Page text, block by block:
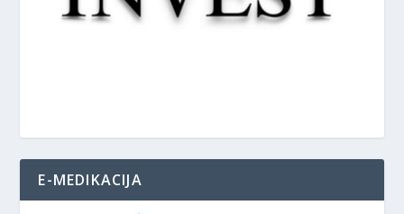
E-MEDIKACIJA